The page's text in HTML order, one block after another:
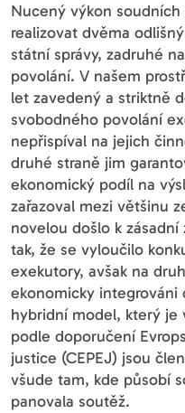
Nucený výkon
realizovat dvěma
státní správy, zadruhé
povolání. V našem
let zavedený a striktně
svobodného povolání
nepřispíval na jejich
druhé straně jim
ekonomický podíl na
zařazoval mezi většinu
novelou došlo k
tak, že se vyloučilo
exekutory, avšak na
ekonomicky integrováni
hybridní model, který je
podle doporučení
justice (CEPEJ) jsou
všude tam, kde působí
panovala soutěž.